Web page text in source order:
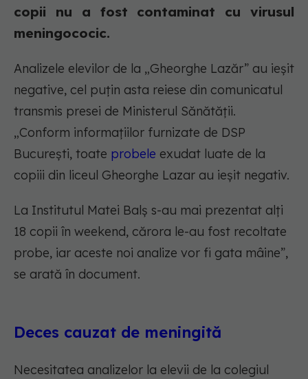
copii nu a fost contaminat cu virusul
meningococic.
Analizele elevilor de la „Gheorghe Lazăr” au ieșit
negative, cel puțin asta reiese din comunicatul
transmis presei de Ministerul Sănătății.
„Conform informațiilor furnizate de DSP
București, toate probele exudat luate de la
copiii din liceul Gheorghe Lazar au ieșit negativ.
La Institutul Matei Balș s-au mai prezentat alți
18 copii în weekend, cărora le-au fost recoltate
probe, iar aceste noi analize vor fi gata mâine”,
se arată în document.
Deces cauzat de meningită
Necesitatea analizelor la elevii de la colegiul